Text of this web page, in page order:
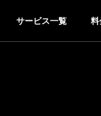
サービス一覧 料